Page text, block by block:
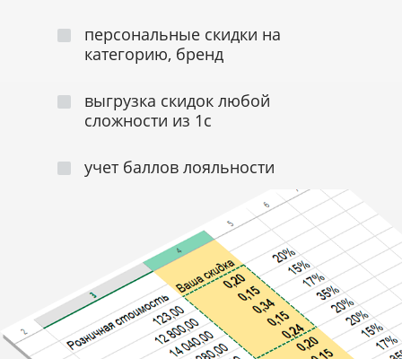
персональные скидки на
категорию, бренд
выгрузка скидок любой
сложности из 1с
учет баллов лояльности